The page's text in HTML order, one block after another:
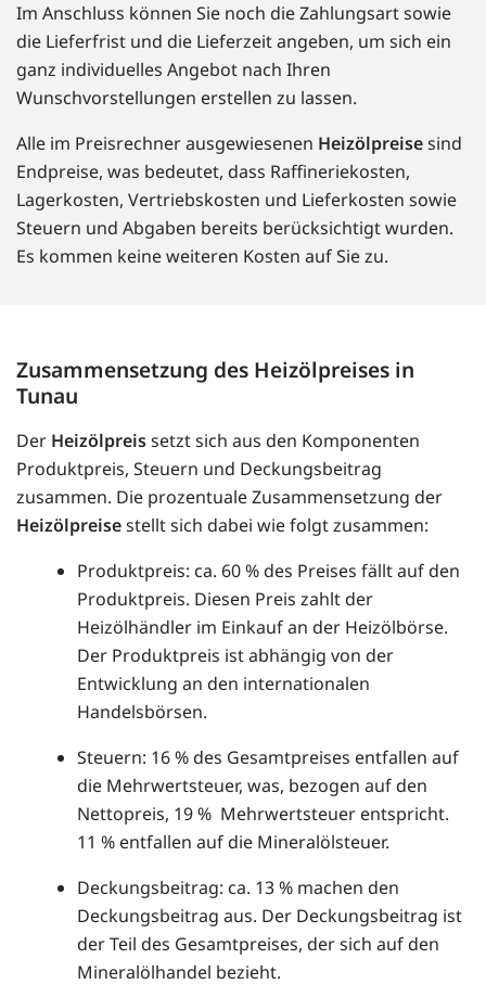
Im Anschluss können Sie noch die Zahlungsart sowie
die Lieferfrist und die Lieferzeit angeben, um sich ein
ganz individuelles Angebot nach Ihren
Wunschvorstellungen erstellen zu lassen.
Alle im Preisrechner ausgewiesenen Heizölpreisesind
Endpreise, was bedeutet, dass Raffineriekosten,
Lagerkosten, Vertriebskosten und Lieferkosten sowie
Steuern und Abgaben bereits berücksichtigt wurden.
Es kommen keine weiteren Kosten auf Sie zu.
Zusammensetzung des Heizölpreises in
Tunau
Der Heizölpreissetzt sich aus den Komponenten
Produktpreis, Steuern und Deckungsbeitrag
zusammen. Die prozentuale Zusammensetzung der
Heizölpreisestellt sich dabei wie folgt zusammen:
Produktpreis: ca. 60 % des Preises fällt auf den
Produktpreis. Diesen Preis zahlt der
Heizölhändler im Einkauf an der Heizölbörse.
Der Produktpreis ist abhängig von der
Entwicklung an den internationalen
Handelsbörsen.
Steuern: 16 % des Gesamtpreises entfallen auf
die Mehrwertsteuer, was, bezogen auf den
Nettopreis, 19 % Mehrwertsteuer entspricht.
11 % entfallen auf die Mineralölsteuer.
Deckungsbeitrag: ca. 13 % machen den
Deckungsbeitrag aus. Der Deckungsbeitrag ist
der Teil des Gesamtpreises, der sich auf den
Mineralölhandel bezieht.